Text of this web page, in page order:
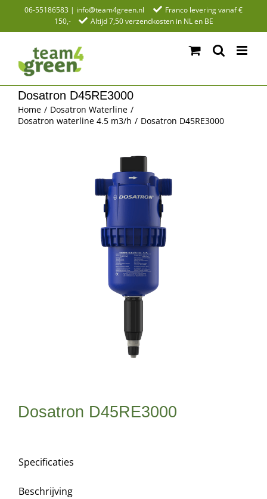
06-55186583 | info@team4green.nl
Franco levering vanaf €
150,-
Altijd 7,50 verzendkosten in NL en BE
Dosatron D45RE3000
Home
Dosatron Waterline
Dosatron waterline 4.5 m3/h
Dosatron D45RE3000
Dosatron D45RE3000
Specificaties
Beschrijving